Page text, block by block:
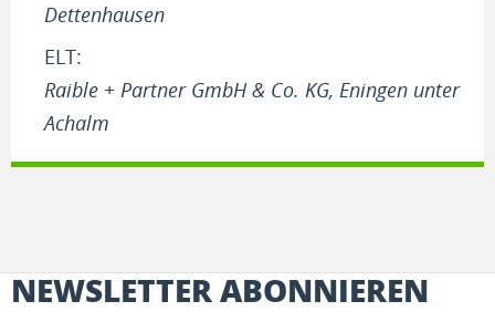
Dettenhausen
ELT:
Raible + Partner GmbH & Co. KG, Eningen unter
Achalm
NEWSLETTER ABONNIEREN